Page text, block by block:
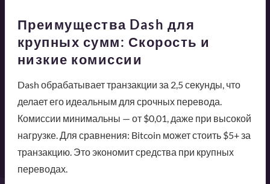
Преимущества Dash для
крупных сумм: Скорость и
низкие комиссии
Dash обрабатывает транзакции за 2,5 секунды, что
делает его идеальным для срочных перевода.
Комиссии минимальны — от $0,01, даже при высокой
нагрузке. Для сравнения: Bitcoin может стоить $5+ за
транзакцию. Это экономит средства при крупных
переводах.